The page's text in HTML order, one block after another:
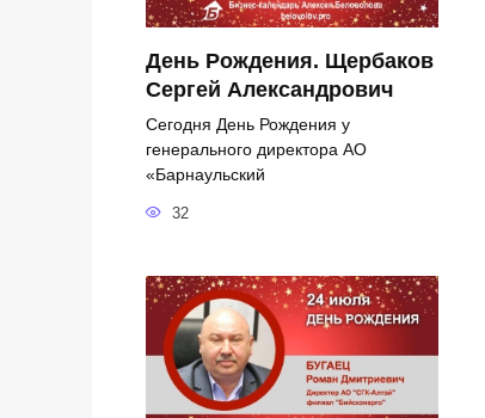
День Рождения. Щербаков
Сергей Александрович
Сегодня День Рождения у
генерального директора АО
«Барнаульский
32